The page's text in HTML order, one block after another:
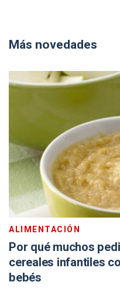
Más novedades
ALIMENTACIÓN
Por qué muchos
cereales infantiles
bebés